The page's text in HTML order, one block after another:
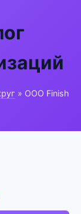
» ООО Finish